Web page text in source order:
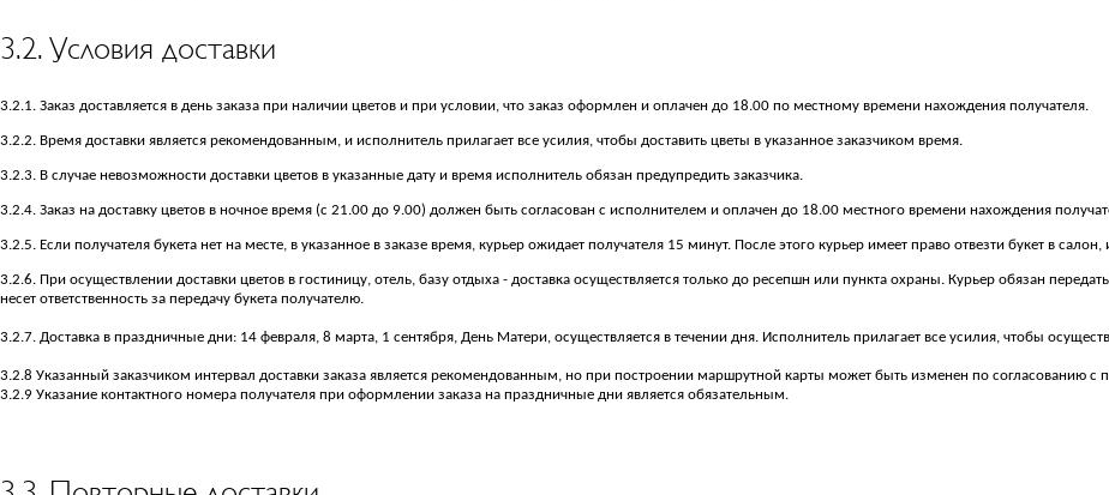
3.2. Условия доставки
3.2.1. Заказ доставляется в день заказа при наличии цветов и при условии, что заказ оформлен и оплачен до 18.00 по местному времени нахождения получателя.
3.2.2. Время доставки является рекомендованным, и исполнитель прилагает все усилия, чтобы доставить цветы в указанное заказчиком время.
3.2.3. В случае невозможности доставки цветов в указанные дату и время исполнитель обязан предупредить заказчика.
3.2.4. Заказ на доставку цветов в ночное время (с 21.00 до 9.00) должен быть согласован с исполнителем и оплачен до 18.00 местного времени нахождения
3.2.5. Если получателя букета нет на месте, в указанное в заказе время, курьер ожидает получателя 15 минут. После этого курьер имеет право отвезти букет в
3.2.6. При осуществлении доставки цветов в гостиницу, отель, базу отдыха - доставка осуществляется только до ресепшн или пункта охраны. Курьер обязан
несет ответственность за передачу букета получателю.
3.2.7. Доставка в праздничные дни: 14 февраля, 8 марта, 1 сентября, День Матери, осуществляется в течении дня. Исполнитель прилагает все усилия, чтобы
3.2.8 Указанный заказчиком интервал доставки заказа является рекомендованным, но при построении маршрутной карты может быть изменен по согласованию с
3.2.9 Указание контактного номера получателя при оформлении заказа на праздничные дни является обязательным.